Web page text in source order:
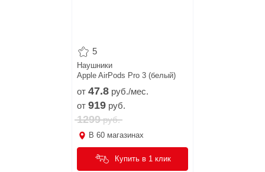
5
Наушники
Apple AirPods Pro 3 (белый)
от 47.8 руб./мес.
от 919 руб.
1299руб.
В 60 магазинах
Купить в 1 клик